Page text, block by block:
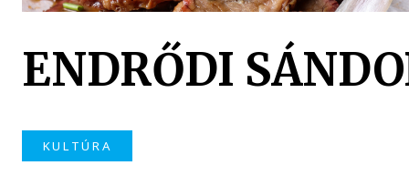
ENDRŐDI
KULTÚRA